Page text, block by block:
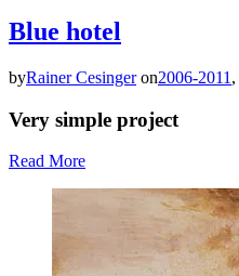
Blue hotel
byRainer Cesinger on2006-2011 ,
Very simple project
Read More